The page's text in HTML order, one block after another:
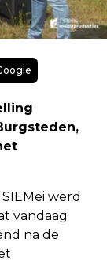
werd
vandaag
na de